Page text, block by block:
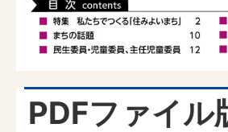
PDFファイル